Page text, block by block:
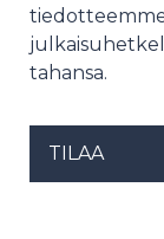
tahansa.
TILAA